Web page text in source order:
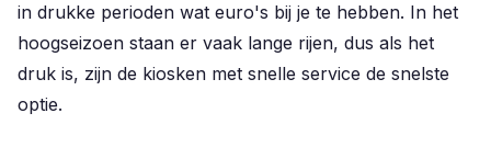
in drukke perioden wat euro's bij je te hebben. In het
hoogseizoen staan er vaak lange rijen, dus als het
druk is, zijn de kiosken met snelle service de snelste
optie.